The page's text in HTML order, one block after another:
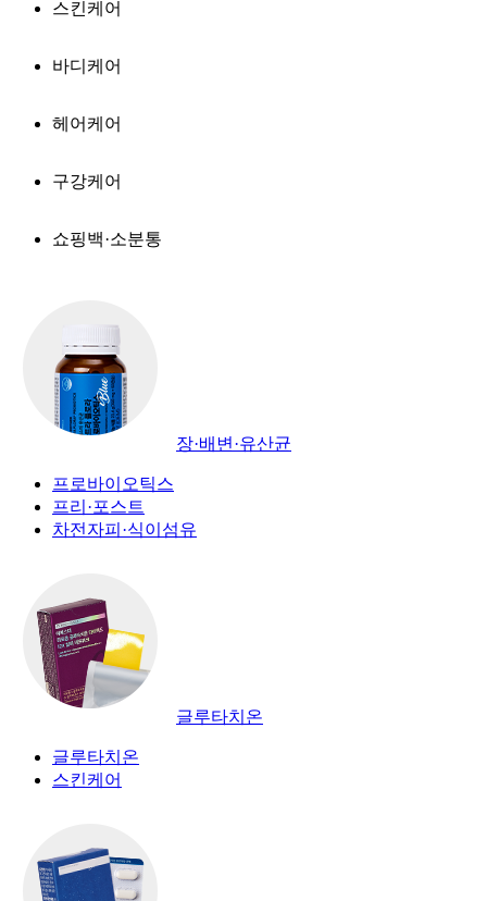
스킨케어
바디케어
헤어케어
구강케어
쇼핑백·소분통
장·배변·유산균
프로바이오틱스
프리·포스트
차전자피·식이섬유
글루타치온
글루타치온
스킨케어